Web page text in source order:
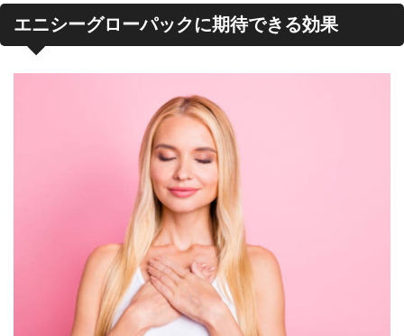
エニシーグローパックに期待できる効果